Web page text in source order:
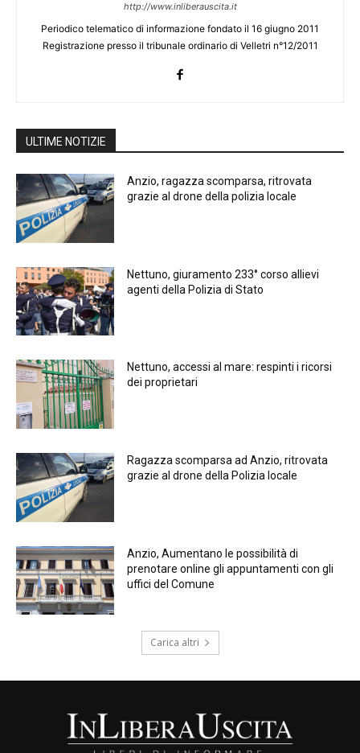
http://www.inliberauscita.it
Periodico telematico di informazione fondato il 16 giugno 2011
Registrazione presso il tribunale ordinario di Velletri n°12/2011
ULTIME NOTIZIE
Anzio, ragazza scomparsa, ritrovata
grazie al drone della polizia locale
Nettuno, giuramento 233° corso allievi
agenti della Polizia di Stato
Nettuno, accessi al mare: respinti i ricorsi
dei proprietari
Ragazza scomparsa ad Anzio, ritrovata
grazie al drone della Polizia locale
Anzio, Aumentano le possibilità di
prenotare online gli appuntamenti con gli
uffici del Comune
Carica altri